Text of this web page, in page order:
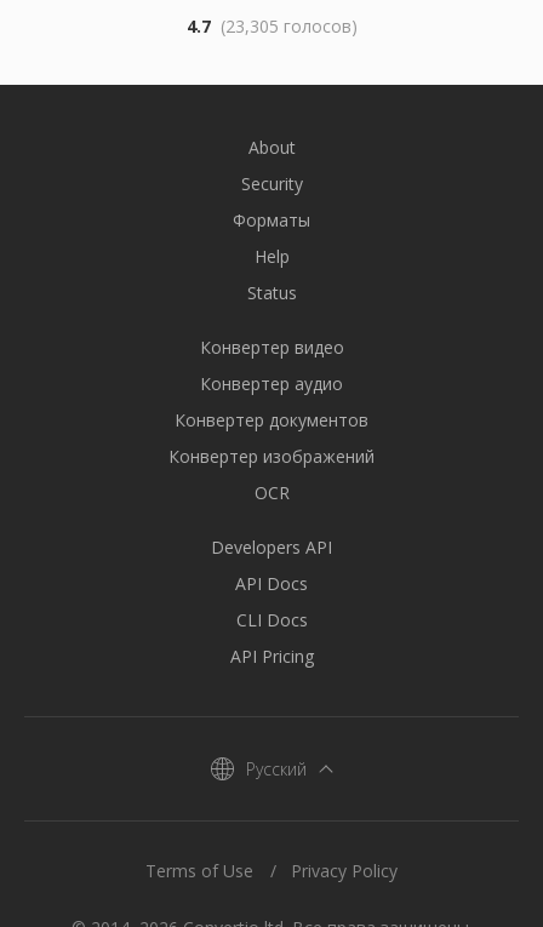
4.7 (23,305 голосов)
About
Security
Форматы
Help
Status
Конвертер видео
Конвертер аудио
Конвертер документов
Конвертер изображений
OCR
Developers API
API Docs
CLI Docs
API Pricing
Русский
Terms of Use Privacy Policy